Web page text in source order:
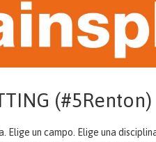
(#5Renton)
Elige un campo. Elige una